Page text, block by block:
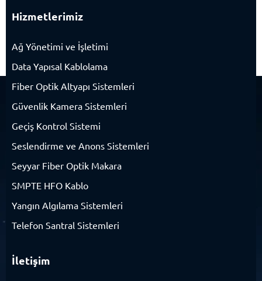
Hizmetlerimiz
Ağ Yönetimi ve İşletimi
Data Yapısal Kablolama
Fiber Optik Altyapı Sistemleri
Güvenlik Kamera Sistemleri
Geçiş Kontrol Sistemi
Seslendirme ve Anons Sistemleri
Seyyar Fiber Optik Makara
SMPTE HFO Kablo
Yangın Algılama Sistemleri
Telefon Santral Sistemleri
İletişim